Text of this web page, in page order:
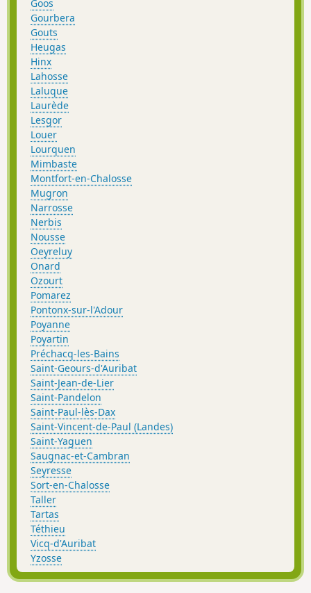
Goos
Gourbera
Gouts
Heugas
Hinx
Lahosse
Laluque
Laurède
Lesgor
Louer
Lourquen
Mimbaste
Montfort-en-Chalosse
Mugron
Narrosse
Nerbis
Nousse
Oeyreluy
Onard
Ozourt
Pomarez
Pontonx-sur-l'Adour
Poyanne
Poyartin
Préchacq-les-Bains
Saint-Geours-d'Auribat
Saint-Jean-de-Lier
Saint-Pandelon
Saint-Paul-lès-Dax
Saint-Vincent-de-Paul (Landes)
Saint-Yaguen
Saugnac-et-Cambran
Seyresse
Sort-en-Chalosse
Taller
Tartas
Téthieu
Vicq-d'Auribat
Yzosse